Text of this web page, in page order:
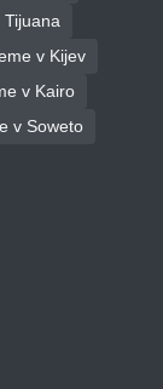
v Kijev
v Kairo
v Soweto